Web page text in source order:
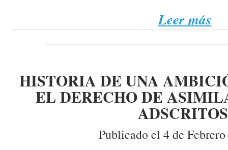
Leer más
HISTORIA DE UNA
EL DERECHO DE
Publicado el 4 de